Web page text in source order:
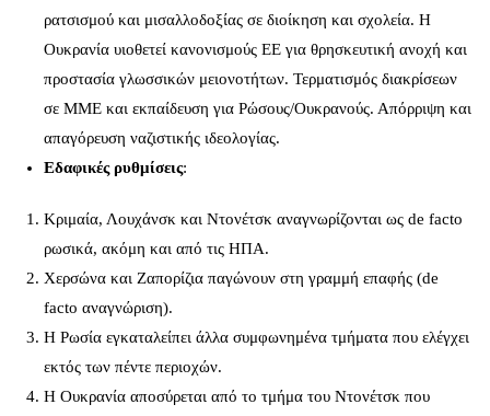
ρατσισμού και μισαλλοδοξίας σε διοίκηση και σχολεία. Η
Ουκρανία υιοθετεί κανονισμούς ΕΕ για θρησκευτική ανοχή και
προστασία γλωσσικών μειονοτήτων. Τερματισμός διακρίσεων
σε ΜΜΕ και εκπαίδευση για Ρώσους/Ουκρανούς. Απόρριψη και
απαγόρευση ναζιστικής ιδεολογίας.
Εδαφικές ρυθμίσεις:
Κριμαία, Λουχάνσκ και Ντονέτσκ αναγνωρίζονται ως de facto
ρωσικά, ακόμη και από τις ΗΠΑ.
Χερσώνα και Ζαπορίζια παγώνουν στη γραμμή επαφής (de
facto αναγνώριση).
Η Ρωσία εγκαταλείπει άλλα συμφωνημένα τμήματα που ελέγχει
εκτός των πέντε περιοχών.
Η Ουκρανία αποσύρεται από το τμήμα του Ντονέτσκ που